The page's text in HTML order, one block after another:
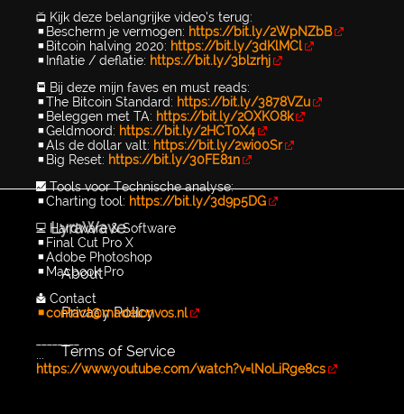
📺 Kijk deze belangrijke video’s terug:
▪️Bescherm je vermogen: https://bit.ly/2WpNZbB
▪️Bitcoin halving 2020: https://bit.ly/3dKlMCl
▪️Inflatie / deflatie: https://bit.ly/3blzrhj
📕 Bij deze mijn faves en must reads:
▪️The Bitcoin Standard: https://bit.ly/3878VZu
▪️Beleggen met TA: https://bit.ly/2OXKO8k
▪️Geldmoord: https://bit.ly/2HCT0X4
▪️Als de dollar valt: https://bit.ly/2wi00Sr
▪️Big Reset: https://bit.ly/30FE81n
📈 Tools voor Technische analyse:
▪️Charting tool: https://bit.ly/3d9p5DG
💻 Hardware & Software
▪️Final Cut Pro X
▪️Adobe Photoshop
▪️Macbook Pro
📩 Contact
▪️contact@madelonvos.nl
...
https://www.youtube.com/watch?v=lNoLiRge8cs
LyraWave
About
Privacy Policy
Terms of Service